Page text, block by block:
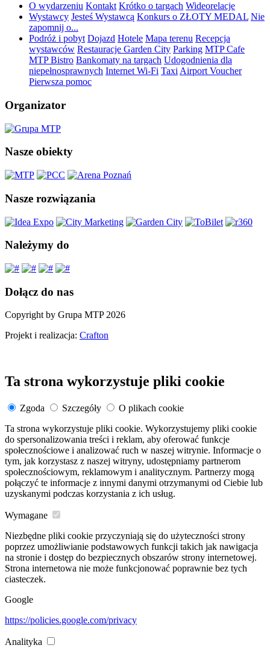
O wydarzeniu Kontakt Krótko o targach Wideorelacje
Wystawcy Jesteś Wystawcą Konkurs o ZŁOTY MEDAL Nie
zapomnij o...
Podróż i pobyt Dojazd Hotele Mapa terenu Recepcja
wystawców Restauracje Garden City Parking MTP Cafe
MTP Bistro Bankomaty na targach Udogodnienia dla
niepełnosprawnych Internet Wi-Fi Taxi Airport Voucher
Pierwsza pomoc
Organizator
Nasze obiekty
Nasze rozwiązania
Należymy do
Dołącz do nas
Copyright by Grupa MTP 2026
Projekt i realizacja: Crafton
Ta strona wykorzystuje pliki cookie
Zgoda Szczegóły
O plikach cookie
Ta strona wykorzystuje pliki cookie. Wykorzystujemy pliki cookie
do spersonalizowania treści i reklam, aby oferować funkcje
społecznościowe i analizować ruch w naszej witrynie. Informacje o
tym, jak korzystasz z naszej witryny, udostępniamy partnerom
społecznościowym, reklamowym i analitycznym. Partnerzy mogą
połączyć te informacje z innymi danymi otrzymanymi od Ciebie lub
uzyskanymi podczas korzystania z ich usług.
Wymagane
Niezbędne pliki cookie przyczyniają się do użyteczności strony
poprzez umożliwianie podstawowych funkcji takich jak nawigacja
na stronie i dostęp do bezpiecznych obszarów strony internetowej.
Strona internetowa nie może funkcjonować poprawnie bez tych
ciasteczek.
Google
https://policies.google.com/privacy
Analityka